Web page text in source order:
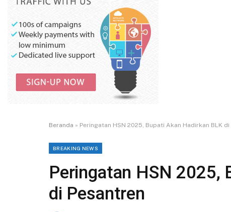
Beranda » Peringatan HSN 2025, Bupati Akan Hadirkan BLK di
BREAKING NEWS
Peringatan HSN 2025,
di Pesantren